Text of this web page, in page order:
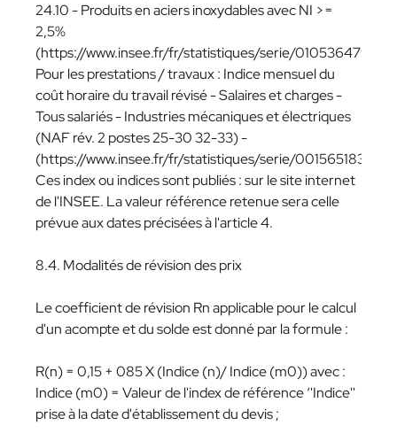
24.10 - Produits en aciers inoxydables avec NI >=
2,5%
(https://www.insee.fr/fr/statistiques/serie/010536479#)
Pour les prestations / travaux : Indice mensuel du
coût horaire du travail révisé - Salaires et charges -
Tous salariés - Industries mécaniques et électriques
(NAF rév. 2 postes 25-30 32-33) -
(https://www.insee.fr/fr/statistiques/serie/001565183)
Ces index ou indices sont publiés : sur le site internet
de l'INSEE. La valeur référence retenue sera celle
prévue aux dates précisées à l'article 4.
8.4. Modalités de révision des prix
Le coefficient de révision Rn applicable pour le calcul
d'un acompte et du solde est donné par la formule :
R(n) = 0,15 + 085 X (Indice (n)/ Indice (m0)) avec :
Indice (m0) = Valeur de l'index de référence ‘'Indice''
prise à la date d'établissement du devis ;